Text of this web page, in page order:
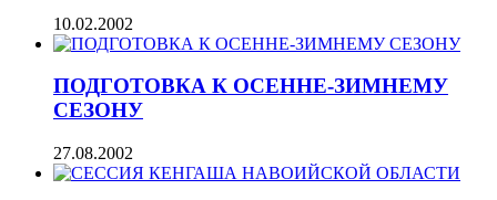
10.02.2002
ПОДГОТОВКА К ОСЕННЕ-ЗИМНЕМУ
СЕЗОНУ
27.08.2002